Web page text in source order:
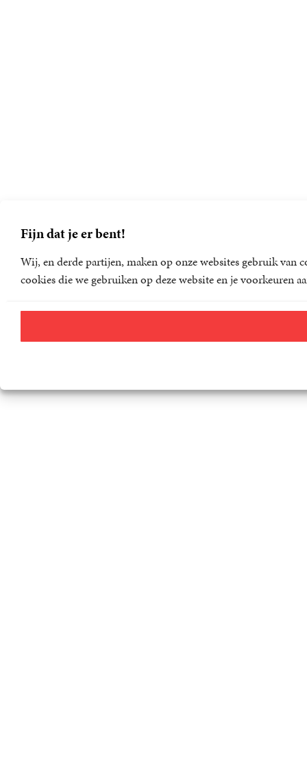
Fijn dat je er bent!
Wij, en derde partijen, maken op onze websites gebruik van
cookies die we gebruiken op deze website en je voorkeuren